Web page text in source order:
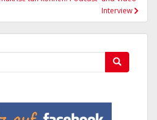
Interview